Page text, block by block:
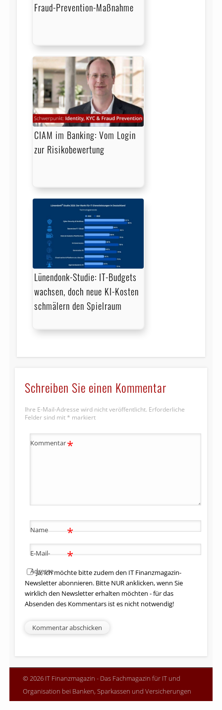
Fraud-Prevention-Maßnahme
CIAM im Banking: Vom Login
zur Risikobewertung
Lünendonk-Studie: IT-Budgets
wachsen, doch neue KI-Kosten
schmälern den Spielraum
Schreiben Sie einen Kommentar
Ihre E-Mail-Adresse wird nicht veröffentlicht. Erforderliche
Felder sind mit * markiert
Kommentar*
Name *
E-Mail-
Adresse
*
Ja, ich möchte bitte zudem den IT Finanzmagazin-
Newsletter abonnieren. Bitte NUR anklicken, wenn Sie
wirklich den Newsletter erhalten möchten - für das
Absenden des Kommentars ist es nicht notwendig!
© 2026 IT Finanzmagazin - Das Fachmagazin für IT und
Organisation bei Banken, Sparkassen und Versicherungen